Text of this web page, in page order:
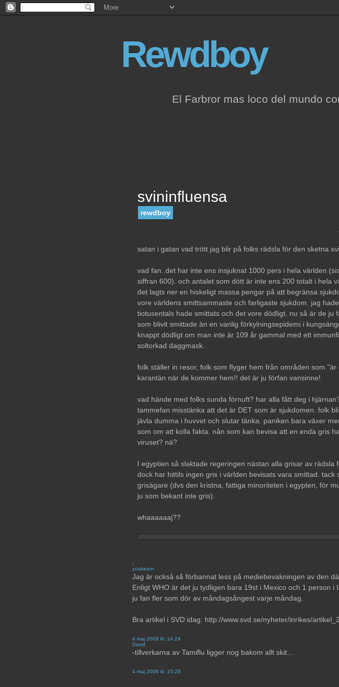
Rewdboy
El Farbror mas loco del mundo
svininfluensa
rewdboy
satan i gatan vad trött jag blir på folks rädsla för den sketna
vad fan..det har inte ens insjuknat 1000 pers i hela världen
siffran 600). och antalet som dött är inte ens 200 totalt i hela
det lagts ner en hiskeligt massa pengar på att begränsa
vore världens smittsammaste och farligaste sjukdom. jag
tiotusentals hade smittats och det vore dödligt. nu så är de ju
som blivit smittade än en vanlig förkylningsepidemi i
knappt dödligt om man inte är 109 år gammal med ett
soltorkad daggmask.
folk ställer in resor, folk som flyger hem från områden som "är
karantän när de kommer hem!! det är ju förfan vansinne!
vad hände med folks sunda förnuft? har alla fått deg i
tammefan misstänka att det är DET som är sjukdomen. folk
jävla dumma i huvvet och slutar tänka. paniken bara växer
som om att kolla fakta. nån som kan bevisa att en enda gris
viruset? nä?
I egyptien så slaktade regeringen nästan alla grisar av rädsla
dock har hittils ingen gris i världen bevisats vara smittad. tack
grisägare (dvs den kristna, fattiga minoriteten i egypten, för
ju som bekant inte gris).
whaaaaaaj??
:
yoakeem
Jag är också så förbannat less på mediebevakningen av den
Enligt WHO är det ju tydligen bara 19st i Mexico och 1 person i
ju fan fler som dör av måndagsångest varje måndag.
Bra artikel i SVD idag: http://www.svd.se/nyheter/inrikes/
4 maj 2009 kl. 14:24
David
-tillverkarna av Tamiflu ligger nog bakom allt skit...
4 maj 2009 kl. 15:29